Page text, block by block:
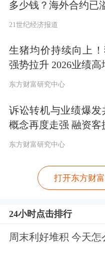
据显示，今年5
一度冲上20万
回落，但二季度
吨，高于一季度
游材料均出现价
碳酸锂价格大幅
长139%，储能
多少钱？海外合约已
21世纪经济报道
生猪均价持续向上
强势拉升 2026业绩高
东方财富研究中心
诉讼转机与业绩爆发
概念再度走强 融资客
东方财富研究中心
打开东方财
24小时点击排行
周末利好堆积 今天怎